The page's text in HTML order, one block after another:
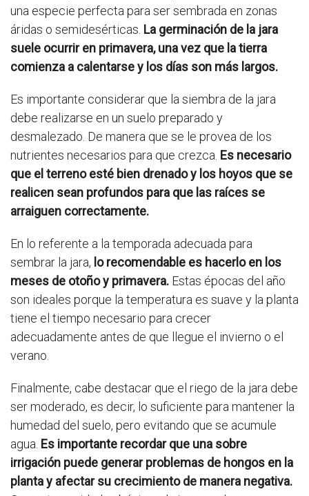
una especie perfecta para ser sembrada en zonas
áridas o semidesérticas. La germinación de la jara
suele ocurrir en primavera, una vez que la tierra
comienza a calentarse y los días son más largos.
Es importante considerar que la siembra de la jara
debe realizarse en un suelo preparado y
desmalezado. De manera que se le provea de los
nutrientes necesarios para que crezca. Es necesario
que el terreno esté bien drenado y los hoyos que se
realicen sean profundos para que las raíces se
arraiguen correctamente.
En lo referente a la temporada adecuada para
sembrar la jara, lo recomendable es hacerlo en los
meses de otoño y primavera. Estas épocas del año
son ideales porque la temperatura es suave y la planta
tiene el tiempo necesario para crecer
adecuadamente antes de que llegue el invierno o el
verano.
Finalmente, cabe destacar que el riego de la jara debe
ser moderado, es decir, lo suficiente para mantener la
humedad del suelo, pero evitando que se acumule
agua. Es importante recordar que una sobre
irrigación puede generar problemas de hongos en la
planta y afectar su crecimiento de manera negativa.